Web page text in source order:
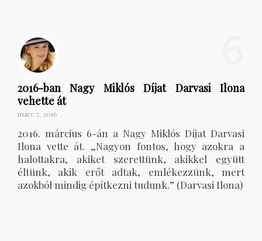
2016-ban Nagy Miklós Díjat Darvasi Ilona
vehette át
márc 7, 2016
2016. március 6-án a Nagy Miklós Díjat Darvasi
Ilona vette át. „Nagyon fontos, hogy azokra a
halottakra, akiket szerettünk, akikkel együtt
éltünk, akik erőt adtak, emlékezzünk, mert
azokból mindig építkezni tudunk.” (Darvasi Ilona)